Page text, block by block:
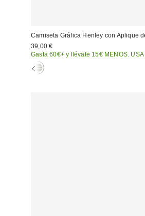
Camiseta Gráfica Henley con Aplique
39,00 €
Gasta 60€+ y llévate 15€ MENOS.